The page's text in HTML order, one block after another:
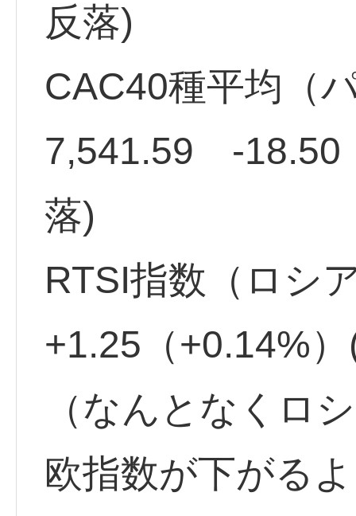
反落)
CAC40種平均
7,541.59 -18.50
落)
RTSI指数（ロ
+1.25（+0.14%
（なんとなくロ
欧指数が下がる